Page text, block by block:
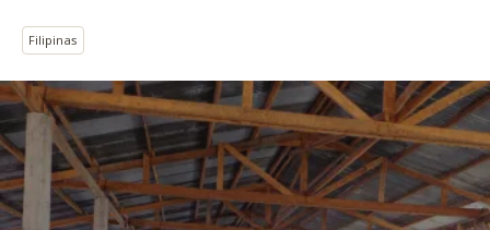
Filipinas